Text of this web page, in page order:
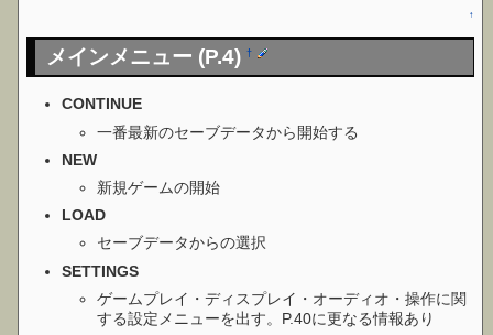
↑
メインメニュー (P.4)†
CONTINUE
一番最新のセーブデータから開始する
NEW
新規ゲームの開始
LOAD
セーブデータからの選択
SETTINGS
ゲームプレイ・ディスプレイ・オーディオ・操作に関
する設定メニューを出す。P.40に更なる情報あり